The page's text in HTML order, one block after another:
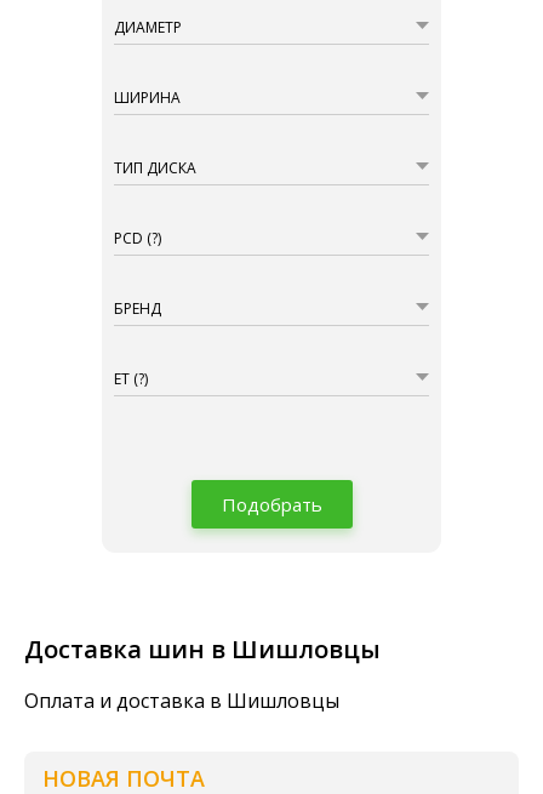
ДИАМЕТР
ШИРИНА
ТИП ДИСКА
PCD (?)
БРЕНД
ET (?)
Подобрать
Доставка шин в Шишловцы
Оплата и доставка в Шишловцы
НОВАЯ ПОЧТА